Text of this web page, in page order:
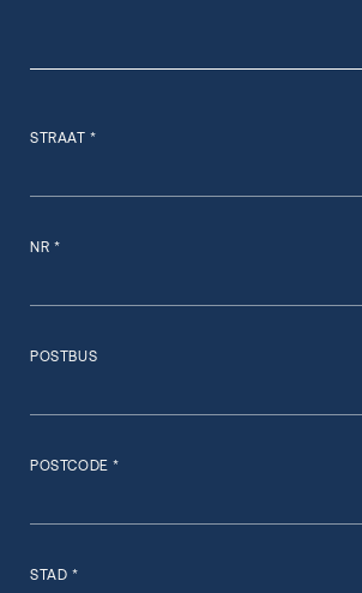
STRAAT *
NR *
POSTBUS
POSTCODE *
STAD *